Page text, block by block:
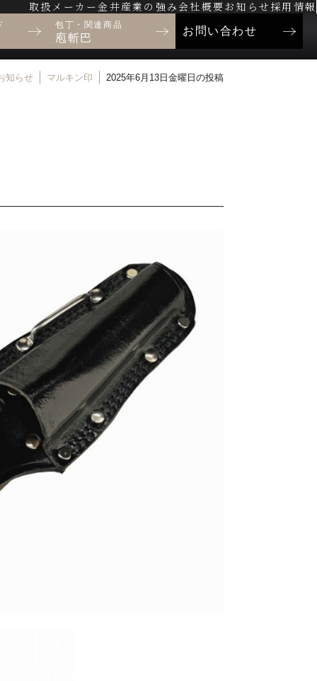
取扱メーカー金井産業の強み 会社概要お知らせ 採用情報
包丁・関連商品
庖斬巴
お問い合わせ
知らせ マルキン印 2025年6月13日金曜日の投稿